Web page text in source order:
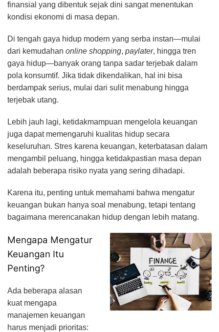
finansial yang dibentuk sejak dini sangat menentukan
kondisi ekonomi di masa depan.
Di tengah gaya hidup modern yang serba instan—mulai
dari kemudahan online shopping, paylater, hingga tren
gaya hidup—banyak orang tanpa sadar terjebak dalam
pola konsumtif. Jika tidak dikendalikan, hal ini bisa
berdampak serius, mulai dari sulit menabung hingga
terjebak utang.
Lebih jauh lagi, ketidakmampuan mengelola keuangan
juga dapat memengaruhi kualitas hidup secara
keseluruhan. Stres karena keuangan, keterbatasan dalam
mengambil peluang, hingga ketidakpastian masa depan
adalah beberapa risiko nyata yang sering dihadapi.
Karena itu, penting untuk memahami bahwa mengatur
keuangan bukan hanya soal menabung, tetapi tentang
bagaimana merencanakan hidup dengan lebih matang.
Mengapa Mengatur
Keuangan Itu
Penting?
Ada beberapa alasan
kuat mengapa
manajemen keuangan
harus menjadi prioritas: